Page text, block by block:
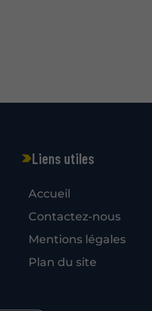
Liens utiles
Accueil
Contactez-nous
Mentions légales
Plan du site